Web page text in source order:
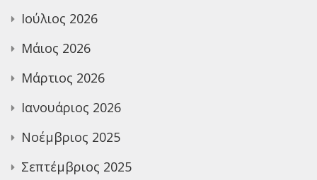
Ιούλιος 2026
Μάιος 2026
Μάρτιος 2026
Ιανουάριος 2026
Νοέμβριος 2025
Σεπτέμβριος 2025